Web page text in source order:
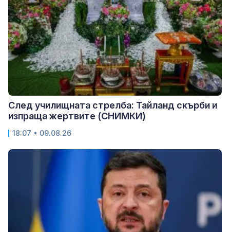
След училищната стрелба: Тайланд скърби и
изпраща жертвите (СНИМКИ)
18:07 • 09.08.26